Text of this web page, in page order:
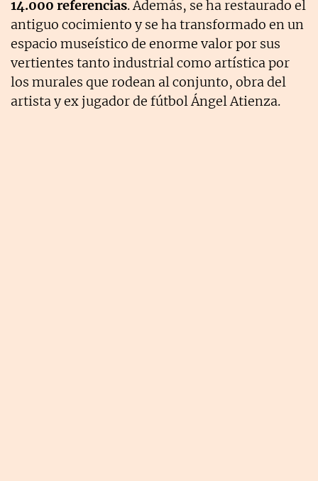
14.000 referencias. Además, se ha restaurado el
antiguo cocimiento y se ha transformado en un
espacio museístico de enorme valor por sus
vertientes tanto industrial como artística por
los murales que rodean al conjunto, obra del
artista y ex jugador de fútbol Ángel Atienza.